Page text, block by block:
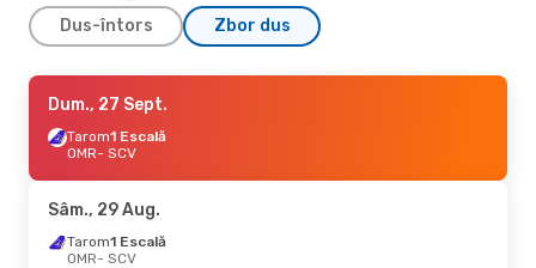
Dus-întors Zbor dus
Vin., 30 Oct.- Dum., 1 Nov.
Tarom1 Escală
OMR- SCV
SCV- OMR
Vin., 28 Aug.- Dum., 30 Aug.
Dum., 27 Sept.
Tarom1 Escală
OMR- SCV
Sâm., 29 Aug.
Tarom1 Escală
OMR- SCV